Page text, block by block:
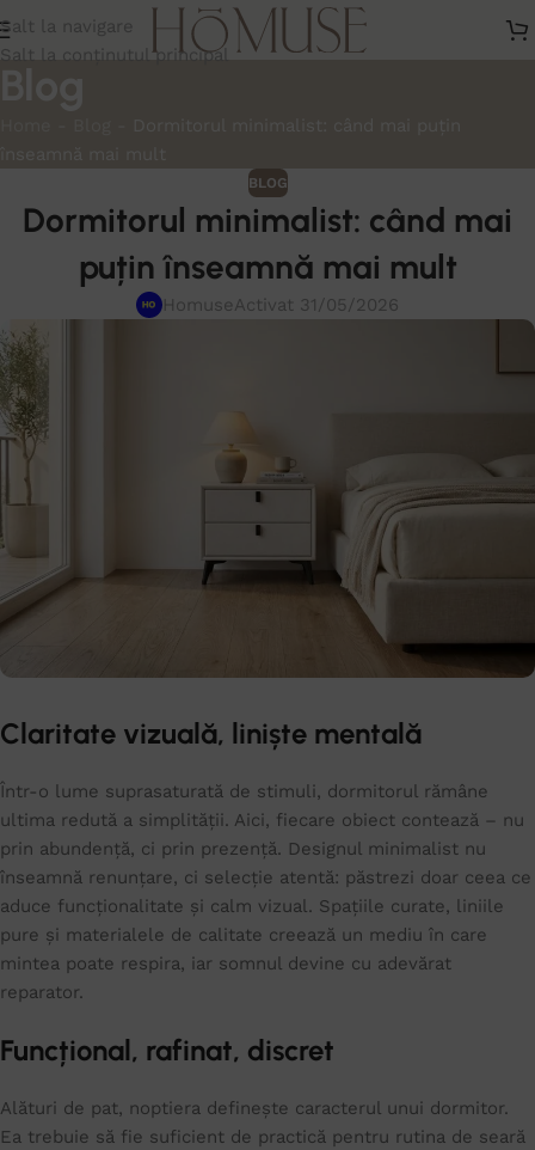
Salt la navigare
Salt la conținutul principal
BLOG
Dormitorul minimalist: când mai
puțin înseamnă mai mult
HomuseActivat 31/05/2026
Claritate vizuală, liniște mentală
Într-o lume suprasaturată de stimuli, dormitorul rămâne
ultima redută a simplității. Aici, fiecare obiect contează – nu
prin abundență, ci prin prezență. Designul minimalist nu
înseamnă renunțare, ci selecție atentă: păstrezi doar ceea ce
aduce funcționalitate și calm vizual. Spațiile curate, liniile
pure și materialele de calitate creează un mediu în care
mintea poate respira, iar somnul devine cu adevărat
reparator.
Funcțional, rafinat, discret
Alături de pat, noptiera definește caracterul unui dormitor.
Ea trebuie să fie suficient de practică pentru rutina de seară